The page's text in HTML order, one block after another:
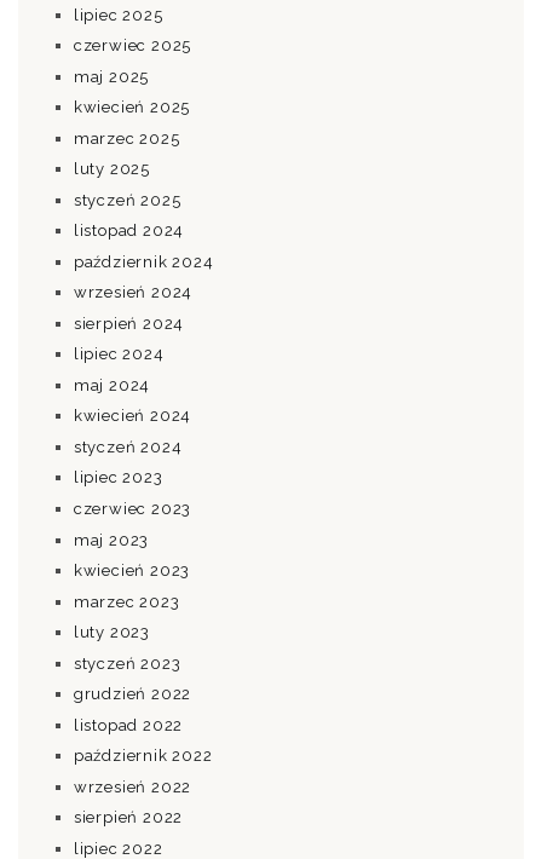
lipiec 2025
czerwiec 2025
maj 2025
kwiecień 2025
marzec 2025
luty 2025
styczeń 2025
listopad 2024
październik 2024
wrzesień 2024
sierpień 2024
lipiec 2024
maj 2024
kwiecień 2024
styczeń 2024
lipiec 2023
czerwiec 2023
maj 2023
kwiecień 2023
marzec 2023
luty 2023
styczeń 2023
grudzień 2022
listopad 2022
październik 2022
wrzesień 2022
sierpień 2022
lipiec 2022